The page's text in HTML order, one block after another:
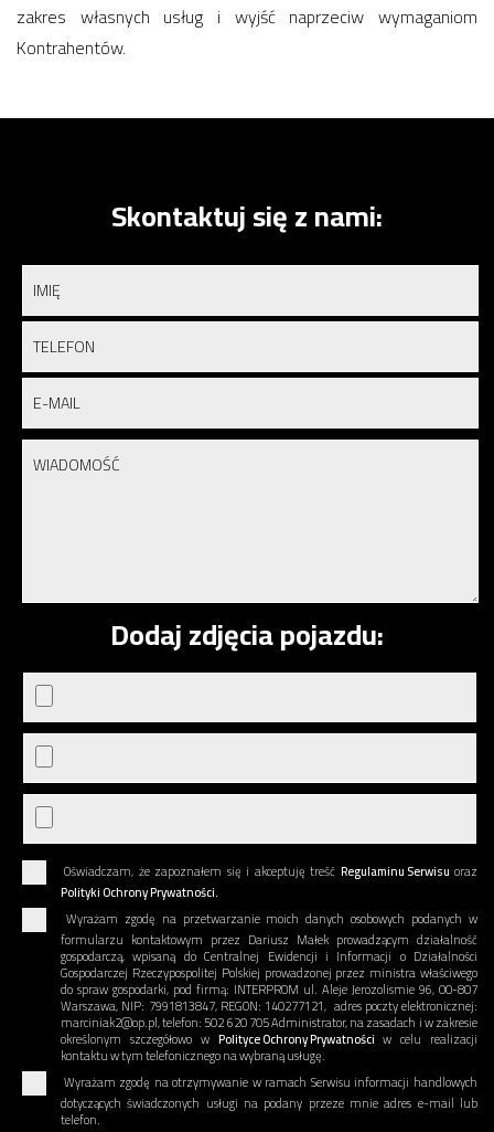
zakres własnych usług i wyjść naprzeciw wymaganiom
Kontrahentów.
Skontaktuj się z nami:
Dodaj zdjęcia pojazdu:
Oświadczam, że zapoznałem się i akceptuję treść Regulaminu Serwisu oraz
Polityki Ochrony Prywatności.
Wyrażam zgodę na przetwarzanie moich danych osobowych podanych w
formularzu kontaktowym przez Dariusz Małek prowadzącym działalność
gospodarczą, wpisaną do Centralnej Ewidencji i Informacji o Działalności
Gospodarczej Rzeczypospolitej Polskiej prowadzonej przez ministra właściwego
do spraw gospodarki, pod firmą: INTERPROM ul. Aleje Jerozolismie 96, 00-807
Warszawa, NIP: 7991813847, REGON: 140277121, adres poczty elektronicznej:
marciniak2@op.pl, telefon: 502 620 705 Administrator, na zasadach i w zakresie
określonym szczegółowo w Polityce Ochrony Prywatności w celu realizacji
kontaktu w tym telefonicznego na wybraną usługę.
Wyrażam zgodę na otrzymywanie w ramach Serwisu informacji handlowych
dotyczących świadczonych usługi na podany przeze mnie adres e-mail lub
telefon.